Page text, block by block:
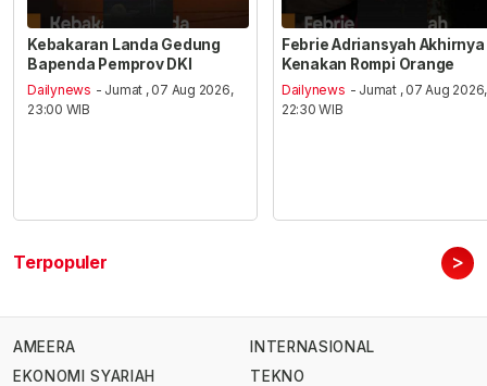
Kebakaran Landa Gedung
Bapenda Pemprov DKI
Dailynews - Jumat , 07 Aug 2026,
23:00 WIB
Febrie Adriansyah Akhirnya
Kenakan Rompi Orange
Dailynews - Jumat , 07 Aug 2026,
22:30 WIB
Terpopuler >
AMEERA
EKONOMI SYARIAH
INTERNASIONAL
TEKNO